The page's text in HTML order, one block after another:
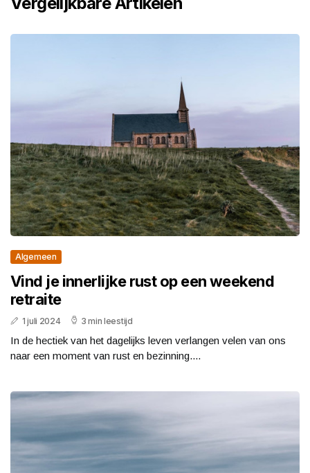
Algemeen
Vind je innerlijke rust op een weekend
retraite
1 juli 2024 3 min leestijd
In de hectiek van het dagelijks leven verlangen velen van ons
naar een moment van rust en bezinning....